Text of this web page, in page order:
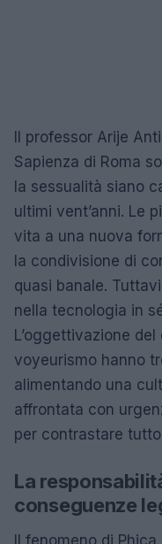
Il professor Arije
Sapienza di Roma
la sessualità siano
ultimi vent’anni. Le
vita a una nuova
la condivisione di
quasi banale.
nella tecnologia in
L’oggettivazione
voyeurismo hanno
alimentando una
affrontata con
per contrastare
La
conseguenze
Il fenomeno di